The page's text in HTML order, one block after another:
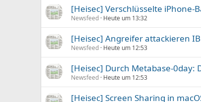
[Heisec] Verschlüsselte
Newsfeed Heute um 13:32
[Heisec] Angreifer attackieren
Newsfeed Heute um 12:53
[Heisec] Durch Metabase-0day:
Newsfeed Heute um 12:53
[Heisec] Screen Sharing in